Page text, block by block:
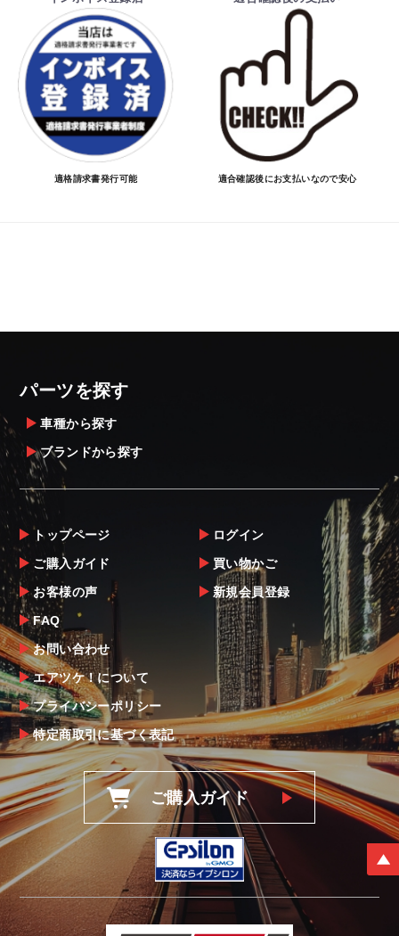
適格請求書発行可能 適合確認後にお支払いなので安心
パーツを探す
車種から探す
ブランドから探す
トップページ
ご購入ガイド
お客様の声
FAQ
お問い合わせ
エアツケ！について
プライバシーポリシー
特定商取引に基づく表記
ログイン
買い物かご
新規会員登録
ご購入ガイド